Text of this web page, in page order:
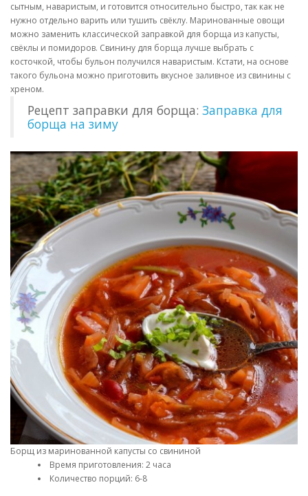
сытным, наваристым, и готовится относительно быстро, так как не
нужно отдельно варить или тушить свёклу. Маринованные овощи
можно заменить классической заправкой для борща из капусты,
свёклы и помидоров. Свинину для борща лучше выбрать с
косточкой, чтобы бульон получился наваристым. Кстати, на основе
такого бульона можно приготовить вкусное заливное из свинины с
хреном.
Рецепт заправки для борща: Заправка для
борща на зиму
Борщ из маринованной капусты со свининой
Время приготовления: 2 часа
Количество порций: 6-8